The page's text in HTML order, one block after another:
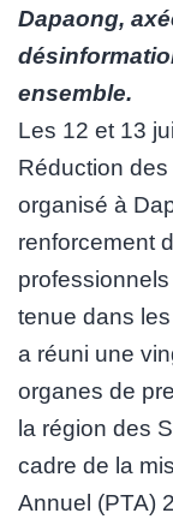
Dapaong,
ensemble.
Les 12 et 13
Réduction
organisé à
renforcement
professionnels
tenue dans
a réuni une
organes de
la région des
cadre de la
Annuel (PTA)